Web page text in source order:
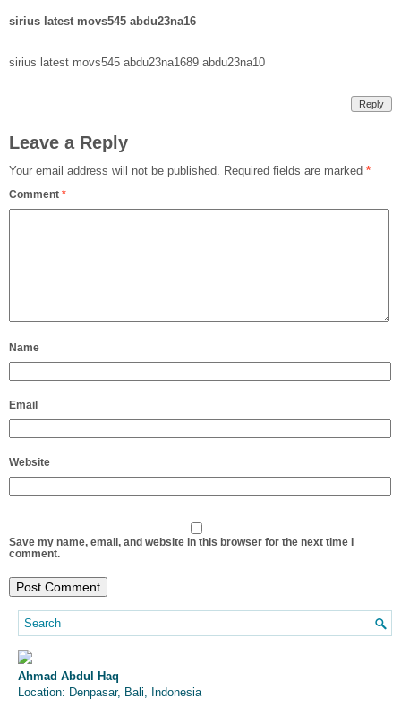
sirius latest movs545 abdu23na16
sirius latest movs545 abdu23na1689 abdu23na10
Reply
Leave a Reply
Your email address will not be published. Required fields are marked *
Comment *
Name
Email
Website
Save my name, email, and website in this browser for the next time I
comment.
Ahmad Abdul Haq
Location: Denpasar, Bali, Indonesia